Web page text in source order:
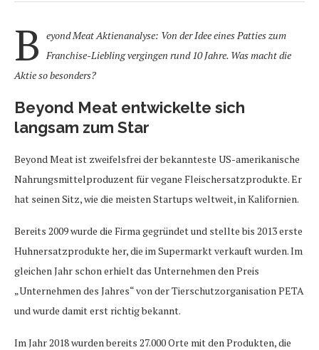
B eyond Meat Aktienanalyse: Von der Idee eines Patties zum
Franchise-Liebling vergingen rund 10 Jahre. Was macht die
Aktie so besonders?
Beyond Meat entwickelte sich
langsam zum Star
Beyond Meat ist zweifelsfrei der bekannteste US-amerikanische
Nahrungsmittelproduzent für vegane Fleischersatzprodukte. Er
hat seinen Sitz, wie die meisten Startups weltweit, in Kalifornien.
Bereits 2009 wurde die Firma gegründet und stellte bis 2013 erste
Huhnersatzprodukte her, die im Supermarkt verkauft wurden. Im
gleichen Jahr schon erhielt das Unternehmen den Preis
„Unternehmen des Jahres“ von der Tierschutzorganisation PETA
und wurde damit erst richtig bekannt.
Im Jahr 2018 wurden bereits 27.000 Orte mit den Produkten, die